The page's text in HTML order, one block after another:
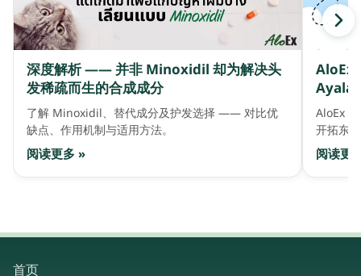
深度解析 —— 并非 Minoxidil 却为解决头
发稀疏而生的合成成分
了解 Minoxidil、替代成分及护发选择 —— 对比优
缺点、作用机制与适用方法。
阅读更多 »
AloEx
Ayala
AloEx
开拓东
阅读更
首页